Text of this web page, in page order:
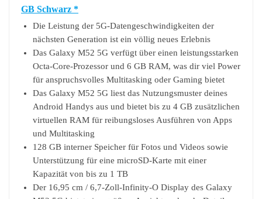
GB Schwarz *
Die Leistung der 5G-Datengeschwindigkeiten der
nächsten Generation ist ein völlig neues Erlebnis
Das Galaxy M52 5G verfügt über einen leistungsstarken
Octa-Core-Prozessor und 6 GB RAM, was dir viel Power
für anspruchsvolles Multitasking oder Gaming bietet
Das Galaxy M52 5G liest das Nutzungsmuster deines
Android Handys aus und bietet bis zu 4 GB zusätzlichen
virtuellen RAM für reibungsloses Ausführen von Apps
und Multitasking
128 GB interner Speicher für Fotos und Videos sowie
Unterstützung für eine microSD-Karte mit einer
Kapazität von bis zu 1 TB
Der 16,95 cm / 6,7-Zoll-Infinity-O Display des Galaxy